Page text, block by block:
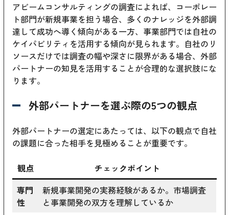
アビームコンサルティングの調査によれば、コーポレー
ト部門が新規事業を担う場合、多くのナレッジを外部調
達して成功へ導く傾向がある一方、事業部門では自社の
ケイパビリティを活用する傾向が見られます。自社のリ
ソースだけでは調査の幅や深さに限界がある場合、外部
パートナーの知見を活用することが合理的な選択肢にな
ります。
外部パートナーを選ぶ際の5つの観点
外部パートナーの選定にあたっては、以下の観点で自社
の課題に合った相手を見極めることが重要です。
観点
チェックポイント
専門
性
新規事業開発の実務経験があるか。市場調査
と事業開発の双方を理解しているか